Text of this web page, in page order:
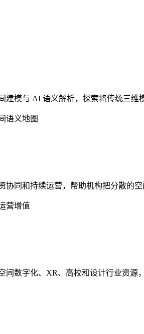
建模与 AI 语义解析，探索将传统三维
协同和持续运营，帮助机构把分散的
营增值
数字化、XR、高校和设计行业资源